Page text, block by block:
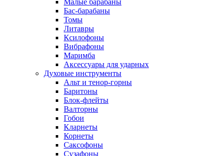
Малые барабаны
Бас-барабаны
Томы
Литавры
Ксилофоны
Вибрафоны
Маримба
Аксессуары для ударных
Духовые инструменты
Альт и тенор-горны
Баритоны
Блок-флейты
Валторны
Гобои
Кларнеты
Корнеты
Саксофоны
Сузафоны